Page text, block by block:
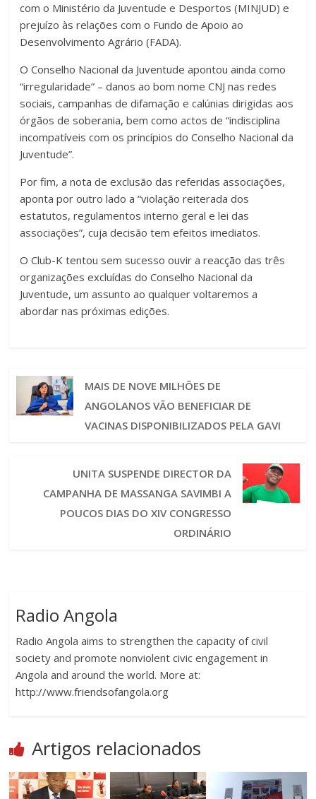
com o Ministério da Juventude e Desportos (MINJUD) e
prejuízo às relações com o Fundo de Apoio ao
Desenvolvimento Agrário (FADA).
O Conselho Nacional da Juventude apontou ainda como
“irregularidade” – danos ao bom nome CNJ nas redes
sociais, campanhas de difamação e calúnias dirigidas aos
órgãos de soberania, bem como actos de “indisciplina
incompatíveis com os princípios do Conselho Nacional da
Juventude”.
Por fim, a nota de exclusão das referidas associações,
aponta por outro lado a “violação reiterada dos
estatutos, regulamentos interno geral e lei das
associações”, cuja decisão tem efeitos imediatos.
O Club-K tentou sem sucesso ouvir a reacção das três
organizações excluídas do Conselho Nacional da
Juventude, um assunto ao qualquer voltaremos a
abordar nas próximas edições.
MAIS DE NOVE MILHÕES DE
ANGOLANOS VÃO BENEFICIAR DE
VACINAS DISPONIBILIZADOS PELA GAVI
UNITA SUSPENDE DIRECTOR DA
CAMPANHA DE MASSANGA SAVIMBI A
POUCOS DIAS DO XIV CONGRESSO
ORDINÁRIO
Radio Angola
Radio Angola aims to strengthen the capacity of civil
society and promote nonviolent civic engagement in
Angola and around the world. More at:
http://www.friendsofangola.org
Artigos relacionados